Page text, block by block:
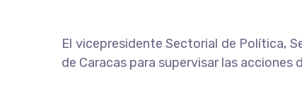
El vicepresidente Sectorial de Política,
de Caracas para supervisar las